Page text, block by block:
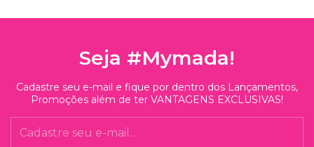
Seja #Mymada!
Cadastre seu e-mail e fique por dentro dos Lançamentos,
Promoções além de ter VANTAGENS EXCLUSIVAS!